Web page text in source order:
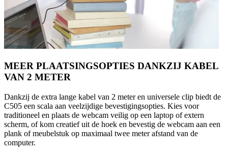
MEER PLAATSINGSOPTIES DANKZIJ KABEL
VAN 2 METER
Dankzij de extra lange kabel van 2 meter en universele clip biedt de
C505 een scala aan veelzijdige bevestigingsopties. Kies voor
traditioneel en plaats de webcam veilig op een laptop of extern
scherm, of kom creatief uit de hoek en bevestig de webcam aan een
plank of meubelstuk op maximaal twee meter afstand van de
computer.